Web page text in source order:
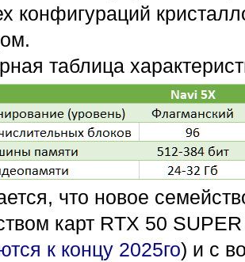
конфигураций
таблица
что новое
карт RTX 50
к концу 2025го) и с